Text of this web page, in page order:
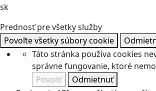
sk
Prednosť pre všetky služby
Povoľte všetky súbory cookie
Táto stránka používa cookies
správne fungovanie, ktoré
Povoliť
Odmietnuť